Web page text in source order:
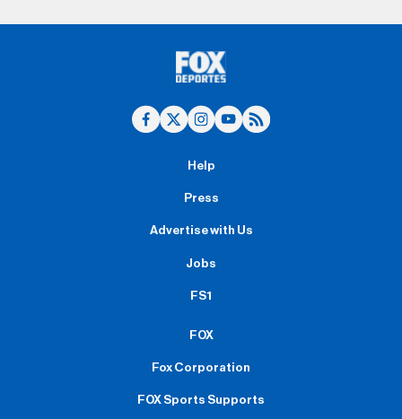
Help
Press
Advertise with Us
Jobs
FS1
FOX
Fox Corporation
FOX Sports Supports